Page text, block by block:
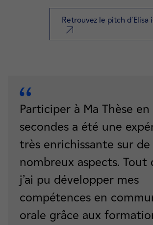
Retrouvez le pitch d'Elisa
nouvel onglet
Participer à Ma Thèse en
secondes a été une
très enrichissante sur de
nombreux aspects. Tout
j’ai pu développer mes
compétences en
orale grâce aux